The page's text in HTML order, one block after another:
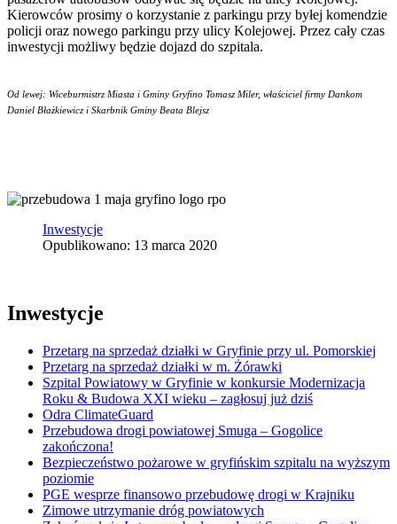
Kierowców prosimy o korzystanie z parkingu przy byłej komendzie
policji oraz nowego parkingu przy ulicy Kolejowej. Przez cały czas
inwestycji możliwy będzie dojazd do szpitala.
Od lewej: Wiceburmistrz Miasta i Gminy Gryfino Tomasz Miler, właściciel firmy Dankom
Daniel Błażkiewicz i Skarbnik Gminy Beata Blejsz
Inwestycje
Opublikowano: 13 marca 2020
Inwestycje
Przetarg na sprzedaż działki w Gryfinie przy ul. Pomorskiej
Przetarg na sprzedaż działki w m. Żórawki
Szpital Powiatowy w Gryfinie w konkursie Modernizacja
Roku & Budowa XXI wieku – zagłosuj już dziś
Odra ClimateGuard
Przebudowa drogi powiatowej Smuga – Gogolice
zakończona!
Bezpieczeństwo pożarowe w gryfińskim szpitalu na wyższym
poziomie
PGE wesprze finansowo przebudowę drogi w Krajniku
Zimowe utrzymanie dróg powiatowych